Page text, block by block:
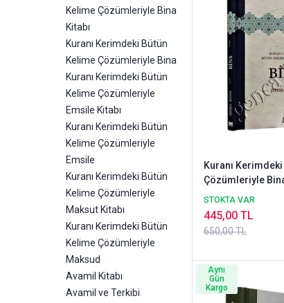
Kelime Çözümleriyle Bina
Kitabı
Kuranı Kerimdeki Bütün
Kelime Çözümleriyle Bina
Kuranı Kerimdeki Bütün
Kelime Çözümleriyle
Emsile Kitabı
Kuranı Kerimdeki Bütün
Kelime Çözümleriyle
Emsile
Kuranı Kerimdeki Bütün
Kelime Çözümleriyle
Maksut Kitabı
Kuranı Kerimdeki Bütün
Kelime Çözümleriyle
Maksud
Avamil Kitabı
Avamil ve Terkibi
Kuranı
Çözümleriyle
SEVEN
STOKTA VAR
650,00 TL
445,00 TL
Aynı
Gün
Kargo